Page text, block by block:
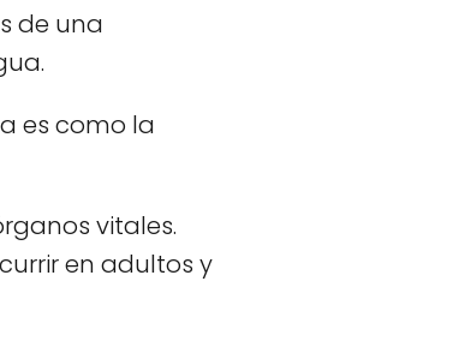
de una
es como la
vitales.
en adultos y